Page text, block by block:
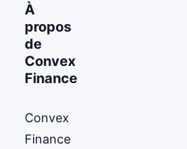
À
propos
de
Convex
Finance
Convex
Finance